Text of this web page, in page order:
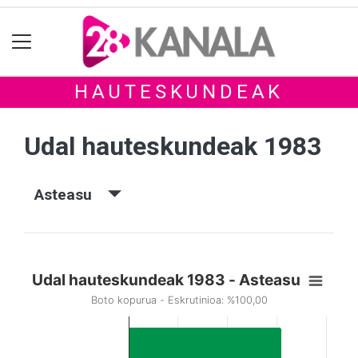
HAUTESKUNDEAK
Udal hauteskundeak 1983
Asteasu
Udal hauteskundeak 1983 - Asteasu
Boto kopurua - Eskrutinioa: %100,00